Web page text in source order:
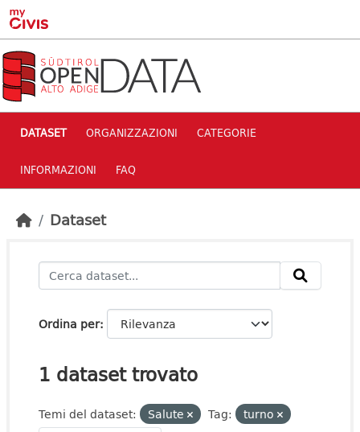
Skip to main content
DATASET ORGANIZZAZIONI CATEGORIE
INFORMAZIONI FAQ
Dataset
Ordina per
1 dataset trovato
Temi del dataset: Salute Tag:
turno